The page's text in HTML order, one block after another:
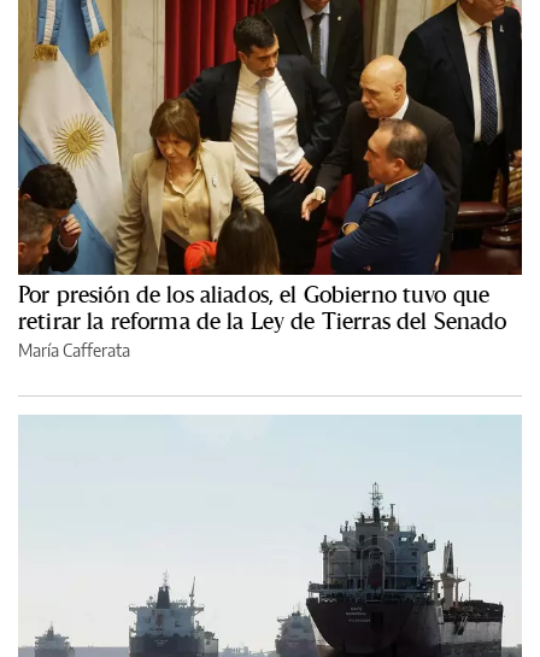
Por presión de los aliados, el Gobierno tuvo que
retirar la reforma de la Ley de Tierras del Senado
María Cafferata